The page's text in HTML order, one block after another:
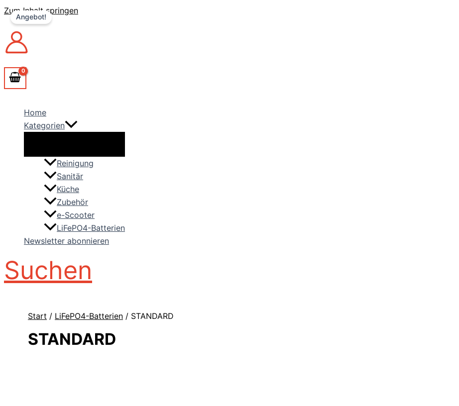
Zum Inhalt springen
Home
Kategorien
Reinigung
Sanitär
Küche
Zubehör
e-Scooter
LiFePO4-Batterien
Newsletter abonnieren
Suchen
Start / LiFePO4-Batterien / STANDARD
STANDARD
Angebot!